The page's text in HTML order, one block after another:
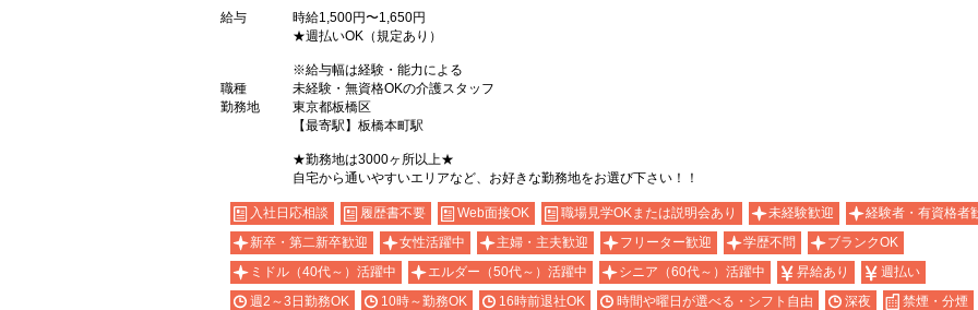
給与
時給1,500円〜1,650円
★週払いOK（規定あり）
※給与幅は経験・能力による
職種
未経験・無資格OKの介護スタッフ
勤務地
東京都板橋区
【最寄駅】板橋本町駅
★勤務地は3000ヶ所以上★
自宅から通いやすいエリアなど、お好きな勤務地をお選び下さい！！
入社日応相談 履歴書不要 Web面接OK 職場見学OKまたは説明会あり 未経験歓迎
経験者・有資格者
新卒・第二新卒歓迎
女性活躍中 主婦・主夫歓迎 フリーター歓迎 学歴不問
ブランクOK
ミドル（40代～）活躍中
エルダー（50代～）活躍中 シニア（60代～）活躍中 昇給あり
週払い
週2～3日勤務OK
10時～勤務OK 16時前退社OK 時間や曜日が選べる・シフト自由 深夜
禁煙・分煙